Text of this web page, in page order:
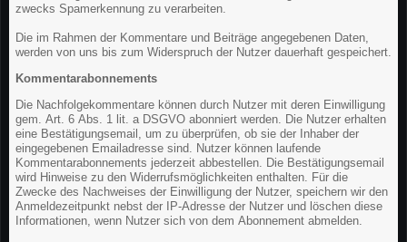
zwecks Spamerkennung zu verarbeiten.
Die im Rahmen der Kommentare und Beiträge angegebenen Daten,
werden von uns bis zum Widerspruch der Nutzer dauerhaft gespeichert.
Kommentarabonnements
Die Nachfolgekommentare können durch Nutzer mit deren Einwilligung
gem. Art. 6 Abs. 1 lit. a DSGVO abonniert werden. Die Nutzer erhalten
eine Bestätigungsemail, um zu überprüfen, ob sie der Inhaber der
eingegebenen Emailadresse sind. Nutzer können laufende
Kommentarabonnements jederzeit abbestellen. Die Bestätigungsemail
wird Hinweise zu den Widerrufsmöglichkeiten enthalten. Für die
Zwecke des Nachweises der Einwilligung der Nutzer, speichern wir den
Anmeldezeitpunkt nebst der IP-Adresse der Nutzer und löschen diese
Informationen, wenn Nutzer sich von dem Abonnement abmelden.